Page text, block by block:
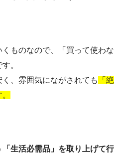
ものなので、「買って使わな
。
、雰囲気にながされても
「絶
「生活必需品」を取り上げて行